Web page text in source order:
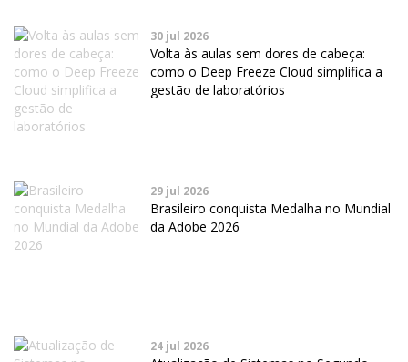
30 jul 2026
Volta às aulas sem dores de cabeça:
como o Deep Freeze Cloud simplifica a
gestão de laboratórios
29 jul 2026
Brasileiro conquista Medalha no Mundial
da Adobe 2026
24 jul 2026